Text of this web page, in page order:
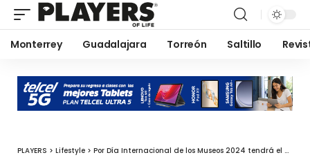
Monterrey Guadalajara Torreón Saltillo
PLAYERS > Lifestyle > Por Día Internacional de los Museos 2024 tendrá el Museo de las Aves entrada GRATIS: descubre cuándo será